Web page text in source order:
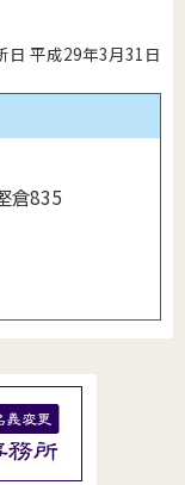
日 平成29年3月31日
倉835